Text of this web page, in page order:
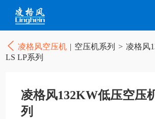
凌格风空压机 | 空压机系列 > 凌格风
LS LP系列
凌格风132KW低压空压
列